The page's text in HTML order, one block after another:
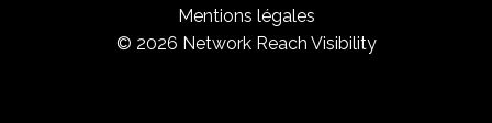
Mentions légales
© 2026 Network Reach Visibility